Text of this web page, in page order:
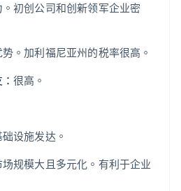
初创公司和创新领军企业密
。加利福尼亚州的税率很高。
很高。
设施发达。
场规模大且多元化。有利于企业